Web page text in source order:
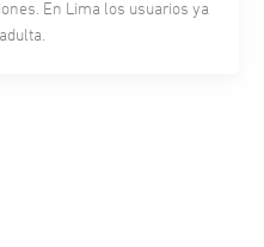
En Lima los usuarios ya